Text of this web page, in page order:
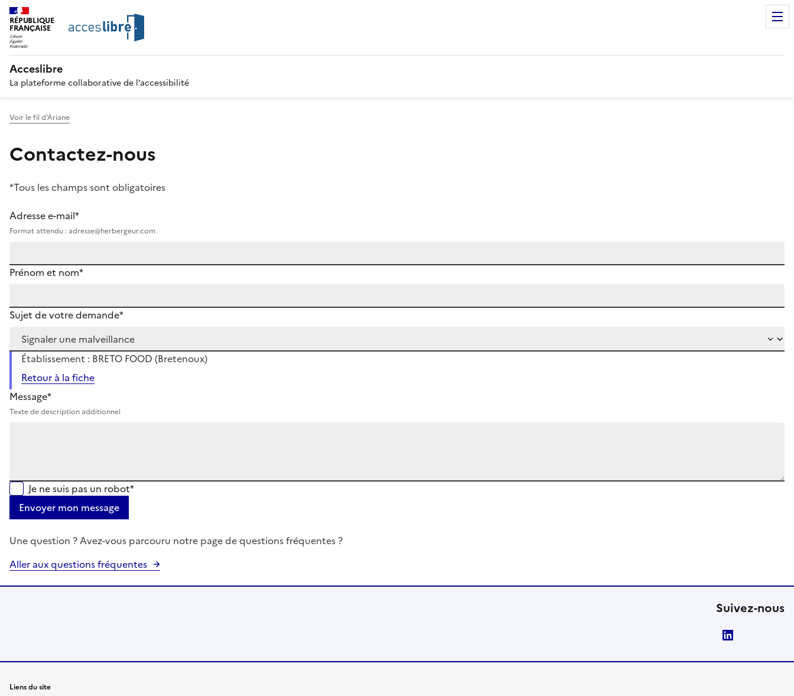
RÉPUBLIQUE
FRANÇAISE
Acceslibre
La plateforme collaborative de l’accessibilité
Voir le fil d'Ariane
Contactez-nous
*Tous les champs sont obligatoires
Adresse e-mail*
Format attendu : adresse@herbergeur.com
Prénom et nom*
Sujet de votre demande*
Établissement : BRETO FOOD (Bretenoux)
Retour à la fiche
Message*
Texte de description additionnel
Je ne suis pas un robot*
Envoyer mon message
Une question ? Avez-vous parcouru notre page de questions fréquentes ?
Aller aux questions fréquentes
Suivez-nous
Liens du site